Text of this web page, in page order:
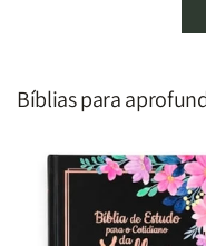
o
Coração
Deus
Ribeiro
o
Deus
|
Adriel
Bíblias para